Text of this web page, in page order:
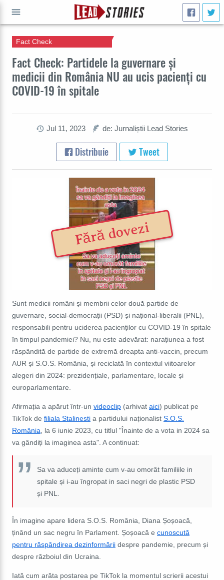
Fact Check: Partidele la guvernare și
medicii din România NU au ucis pacienți cu
COVID-19 în spitale
Fact Check
Jul 11, 2023 de: Jurnaliștii Lead Stories
Distribuie Tweet
Fără dovezi
Sunt medicii români și membrii celor două partide de
guvernare, social-democrații (PSD) și național-liberalii (PNL),
responsabili pentru uciderea pacienților cu COVID-19 în spitale
în timpul pandemiei? Nu, nu este adevărat: narațiunea a fost
răspândită de partide de extremă dreapta anti-vaccin, precum
AUR și S.O.S. România, și reciclată în contextul viitoarelor
alegeri din 2024: prezidențiale, parlamentare, locale și
europarlamentare.
Afirmația a apărut într-un videoclip (arhivat aici) publicat pe
TikTok de filiala Stalinesti a partidului naționalist S.O.S.
România , la 6 iunie 2023, cu titlul "Înainte de a vota in 2024 sa
va gândiți la imaginea asta". A continuat:
Sa va aduceți aminte cum v-au omorât familiile in
spitale și i-au îngropat in saci negri de plastic PSD
și PNL.
În imagine apare lidera S.O.S. România, Diana Șoșoacă,
ținând un sac negru în Parlament. Șoșoacă e cunoscută
pentru răspândirea dezinformării despre pandemie, precum și
despre războiul din Ucraina.
Iată cum arăta postarea pe TikTok la momentul scrierii acestui
CAUTĂ